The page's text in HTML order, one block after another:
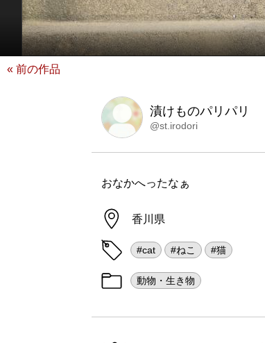
« 前の作品
漬けものパリパリ
@st.irodori
おなかへったなぁ
香川県
#cat #ねこ #猫
動物・生き物